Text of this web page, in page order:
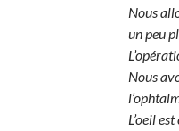
Nous
un peu
Nous
L’oeil